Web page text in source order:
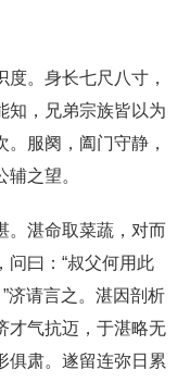
。身长七尺八寸，
知，兄弟宗族皆以为
服阕，阖门守静，
之望。
。湛命取菜蔬，对而
问曰：“叔父何用此
济请言之。湛因剖析
才气抗迈，于湛略无
俱肃。遂留连弥日累